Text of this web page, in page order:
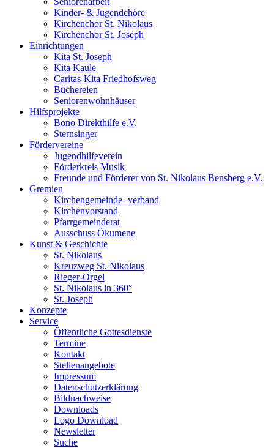
Kinder- & Jugendchöre
Kirchenchor St. Nikolaus
Kirchenchor St. Joseph
Einrichtungen
Kita St. Joseph
Kita Kaule
Caritas-Kita Friedhofsweg
Büchereien
Seniorenwohnhäuser
Hilfsprojekte
Bono Direkthilfe e.V.
Sternsinger
Fördervereine
Jugendhilfeverein
Förderkreis Musik
Freunde und Förderer von St. Nikolaus Bensberg e.V.
Gremien
Kirchengemeinde- verband
Kirchenvorstand
Pfarrgemeinderat
Ausschuss Ökumene
Kunst & Geschichte
St. Nikolaus
Kreuzweg St. Nikolaus
Rieger-Orgel
St. Nikolaus in 360°
St. Joseph
Konzepte
Service
Öffentliche Gottesdienste
Termine
Kontakt
Stellenangebote
Impressum
Datenschutzerklärung
Bildnachweise
Downloads
Logo Download
Newsletter
Suche